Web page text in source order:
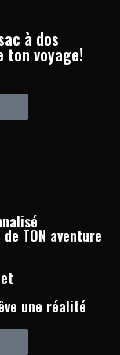
à dos
voyage!
TON aventure
une réalité